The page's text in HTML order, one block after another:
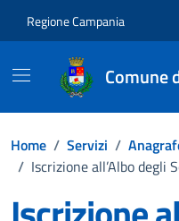
Regione Campania
Comune
Home / Servizi /
/ Iscrizione all’Albo degli